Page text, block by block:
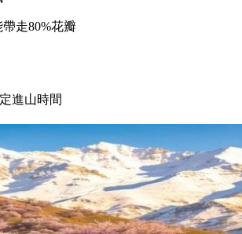
走80%花瓣
進山時間